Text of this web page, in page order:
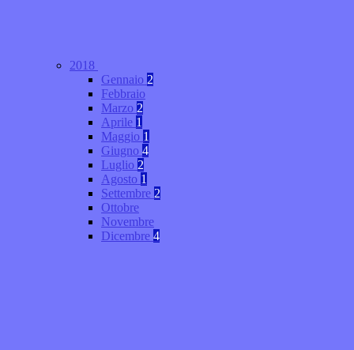
2018
Gennaio 2
Febbraio
Marzo 2
Aprile 1
Maggio 1
Giugno 4
Luglio 2
Agosto 1
Settembre 2
Ottobre
Novembre
Dicembre 4